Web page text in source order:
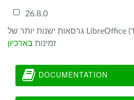
26.8.0
גרסאות ישנות יותר של LibreOffice (שאינן מתעדכנות עוד!)
זמינות בארכיון
DOCUMENTATION